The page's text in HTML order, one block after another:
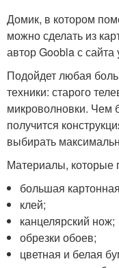
Домик, в котором
можно сделать из
автор Goobla с
Подойдет любая
техники: старого
микроволновки. Чем
получится
выбирать
Материалы, которые
большая
клей;
канцелярский нож;
обрезки обоев;
цветная и белая